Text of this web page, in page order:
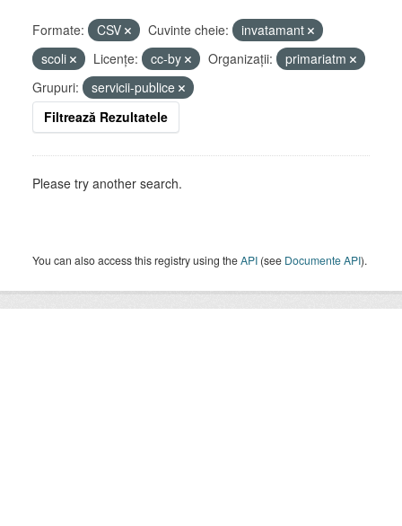
Formate: CSV Cuvinte cheie:
invatamant
scoli
Licenţe: cc-by Organizații:
primariatm
Grupuri:
servicii-publice
Filtrează Rezultatele
Please try another search.
You can also access this registry using theAPI (see Documente API).